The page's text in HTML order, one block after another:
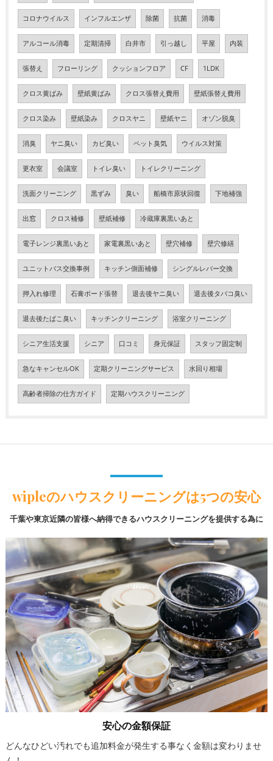
コロナウイルス インフルエンザ 除菌 抗菌 消毒
アルコール消毒 定期清掃 白井市 引っ越し 平屋 内装
張替え フローリング クッションフロア CF 1LDK
クロス黄ばみ 壁紙黄ばみ クロス張替え費用 壁紙張替え費用
クロス染み 壁紙染み クロスヤニ 壁紙ヤニ オゾン脱臭
消臭 ヤニ臭い カビ臭い ペット臭気 ウイルス対策
更衣室 会議室 トイレ臭い トイレクリーニング
洗面クリーニング 黒ずみ 臭い 船橋市原状回復 下地補強
出窓 クロス補修 壁紙補修 冷蔵庫裏黒いあと
電子レンジ裏黒いあと 家電裏黒いあと 壁穴補修 壁穴修繕
ユニットバス交換事例 キッチン側面補修 シングルレバー交換
押入れ修理 石膏ボード張替 退去後ヤニ臭い 退去後タバコ臭い
退去後たばこ臭い キッチンクリーニング 浴室クリーニング
シニア生活支援 シニア 口コミ 身元保証 スタッフ固定制
急なキャンセルOK 定期クリーニングサービス 水回り相場
高齢者掃除の仕方ガイド 定期ハウスクリーニング
wipleのハウスクリーニングは5つの安心
千葉や東京近隣の皆様へ納得できるハウスクリーニングを提供する為に
安心の金額保証
どんなひどい汚れでも追加料金が発生する事なく金額は変わりませ